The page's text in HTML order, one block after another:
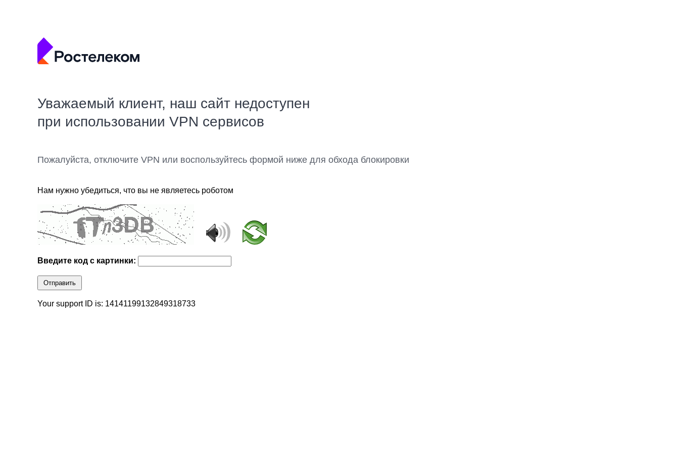
Уважаемый клиент, наш сайт недоступен
при использовании VPN сервисов
Пожалуйста, отключите VPN или воспользуйтесь формой ниже для обхода блокировки
Нам нужно убедиться, что вы не являетесь роботом
Введите код с картинки:
Отправить
Your support ID is: 14141199132849318733